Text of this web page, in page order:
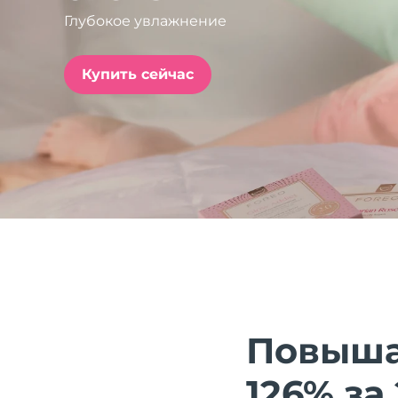
Глубокое увлажнение
Купить сейчас
issa™ Teeth Whitening Set
FAQ™ Dual LED Panel
ПОДАРКИ И НАБОРЫ